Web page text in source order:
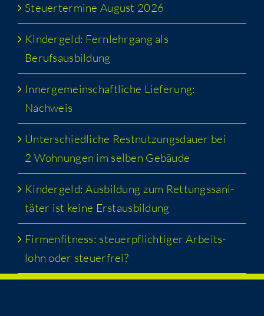
Steu­er­ter­mi­ne August 2026
Kin­der­geld: Fern­lehr­gang als
Berufsausbildung
Inner­ge­mein­schaft­li­che Lie­fe­rung:
Nachweis
Unter­schied­li­che Rest­nut­zungs­dau­er bei
2 Woh­nun­gen im sel­ben Gebäude
Kin­der­geld: Aus­bil­dung zum Ret­tungs­sa­ni­
tä­ter ist kei­ne Erstausbildung
Fir­men­fit­ness: steu­er­pflich­ti­ger Arbeits­
lohn oder steuerfrei?